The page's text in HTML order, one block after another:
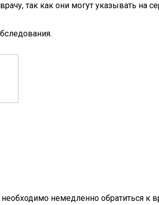
так как они могут указывать на
немедленно обратиться к